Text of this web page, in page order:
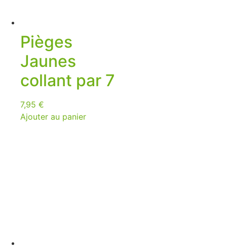
Pièges
Jaunes
collant par 7
7,95 €
Ajouter au panier